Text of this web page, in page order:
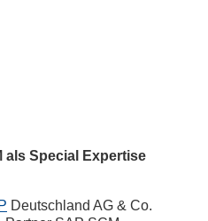
als Special Expertise
Deutschland AG & Co.